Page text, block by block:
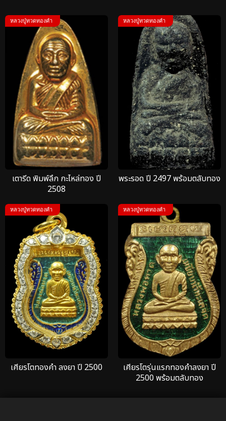
หลวงปู่ทวดทองคำ
เตารีด พิมพ์ลึก กะไหล่ทอง ปี
2508
หลวงปู่ทวดทองคำ
พระรอด ปี 2497 พร้อมตลับทอง
หลวงปู่ทวดทองคำ
เศียรโตทองคำ ลงยา ปี 2500
หลวงปู่ทวดทองคำ
เศียรโตรุ่นแรกทองคำลงยา ปี
2500 พร้อมตลับทอง